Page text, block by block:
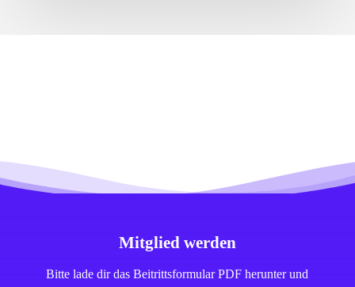
Mitglied werden
Bitte lade dir das Beitrittsformular PDF herunter und